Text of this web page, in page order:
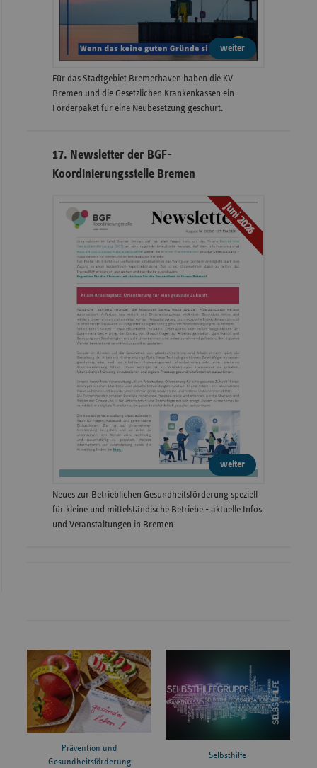
weiter
Für das Stadtgebiet Bremerhaven haben die KV
Bremen und die Gesetzlichen Krankenkassen ein
Förderpaket für eine Neubesetzung geschürt.
17. Newsletter der BGF-
Koordinierungsstelle Bremen
Juni 2026
weiter
Neues zur Betrieblichen Gesundheitsförderung speziell
für kleine und mittelständische Betriebe - aktuelle Infos
und Veranstaltungen in Bremen
Prävention und
Gesundheitsförderung
Selbsthilfe